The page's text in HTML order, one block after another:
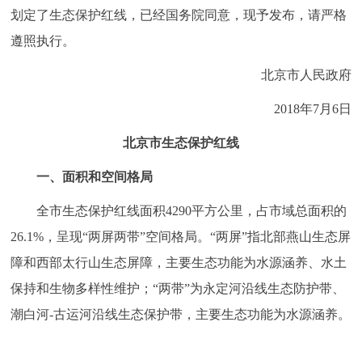
政民互动
图说互动
绿色北京 图说北京 视频北京
多语种
ENGLISH 한국어 日本語
划定了生态保护红线，已经国务院同意，现予发布，请严格
遵照执行。
北京市人民政府
2018年7月6日
北京市生态保护红线
一、面积和空间格局
全市生态保护红线面积4290平方公里，占市域总面积的
26.1%，呈现“两屏两带”空间格局。“两屏”指北部燕山生态屏
障和西部太行山生态屏障，主要生态功能为水源涵养、水土
保持和生物多样性维护；“两带”为永定河沿线生态防护带、
潮白河-古运河沿线生态保护带，主要生态功能为水源涵养。